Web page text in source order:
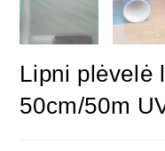
Lipni plėvelė
50cm/50m